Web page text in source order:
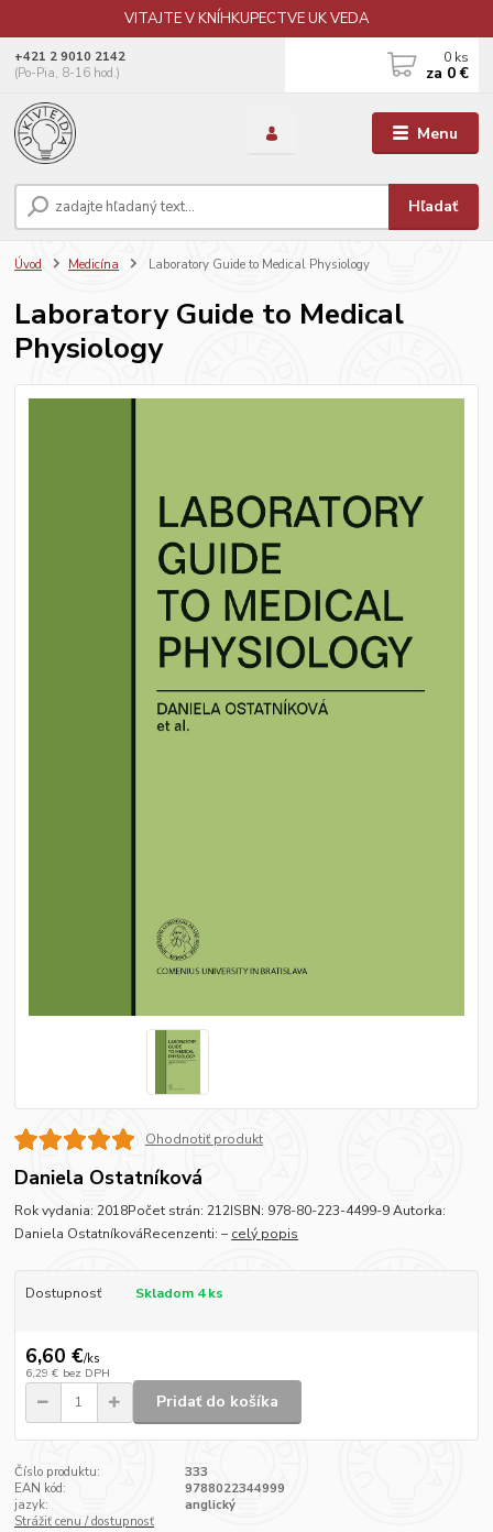
VITAJTE V KNÍHKUPECTVE UK VEDA
Menu
Hľadať
+421 2 9010 2142
(Po-Pia, 8-16 hod.)
0 ks
za 0 €
Úvod Medicína Laboratory Guide to Medical Physiology
Laboratory Guide to Medical
Physiology
Ohodnotiť produkt
Daniela Ostatníková
Rok vydania: 2018Počet strán: 212ISBN: 978-80-223-4499-9 Autorka:
Daniela OstatníkováRecenzenti: – celý popis
Dostupnosť Skladom 4 ks
6,60 €/ks
6,29 € bez DPH
Pridať do košíka
Číslo produktu:
333
EAN kód:
9788022344999
jazyk:
anglický
Strážiť cenu / dostupnosť